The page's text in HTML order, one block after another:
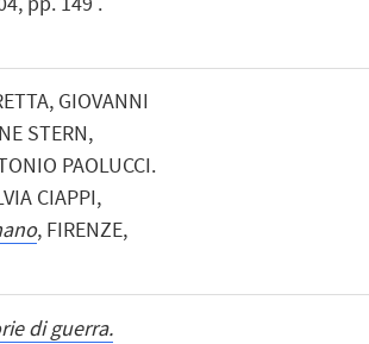
GIOVANNI
STERN,
PAOLUCCI.
CIAPPI,
, FIRENZE,
di guerra.